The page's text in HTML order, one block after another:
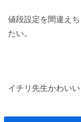
値段設定を間違え
たい。
イチリ先生かわい